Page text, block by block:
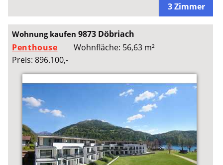
3 Zimmer
Wohnung kaufen9873 Döbriach
Penthouse
Wohnfläche: 56,63 m²
Preis: 896.100,-